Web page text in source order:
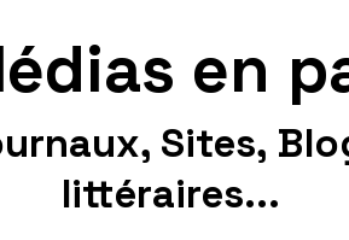
en
Sites,
littéraires...